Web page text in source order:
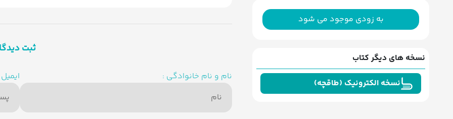
به زودی موجود می شود
نسخه های دیگر کتاب
نسخه الکترونیک (طاقچه)
ثبت
نام و نام خانوادگی :